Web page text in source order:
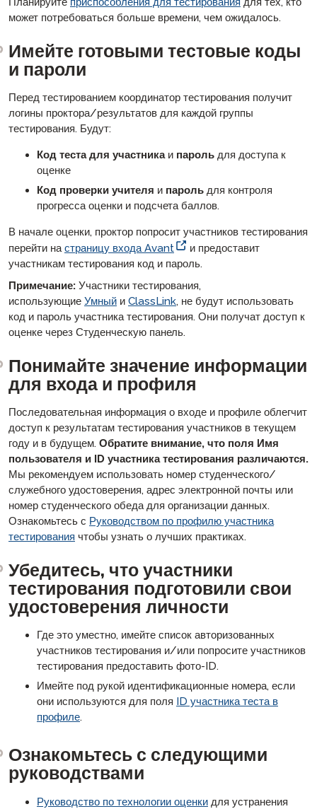
может потребоваться больше времени, чем ожидалось.
Имейте готовыми тестовые коды
и пароли
Перед тестированием координатор тестирования получит
логины проктора/результатов для каждой группы
тестирования. Будут:
Код теста для участникаи пароль для доступа к
оценке
Код проверки учителя и пароль для контроля
прогресса оценки и подсчета баллов.
В начале оценки, проктор попросит участников тестирования
перейти настраницу входа Avant
и предоставит
участникам тестирования код и пароль.
Примечание: Участники тестирования,
использующие Умный и ClassLink, не будут использовать
код и пароль участника тестирования. Они получат доступ к
оценке через Студенческую панель.
Понимайте значение информации
для входа и профиля
Последовательная информация о входе и профиле облегчит
доступ к результатам тестирования участников в текущем
году и в будущем. Обратите внимание, что поля Имя
пользователя и ID участника тестирования различаются.
Мы рекомендуем использовать номер студенческого/
служебного удостоверения, адрес электронной почты или
номер студенческого обеда для организации данных.
Ознакомьтесь с Руководством по профилю участника
тестирования чтобы узнать о лучших практиках.
Убедитесь, что участники
тестирования подготовили свои
удостоверения личности
Где это уместно, имейте список авторизованных
участников тестирования и/или попросите участников
тестирования предоставить фото-ID.
Имейте под рукой идентификационные номера, если
они используются для поля
ID участника теста в
профиле.
Ознакомьтесь с следующими
руководствами
Руководство по технологии оценки для устранения